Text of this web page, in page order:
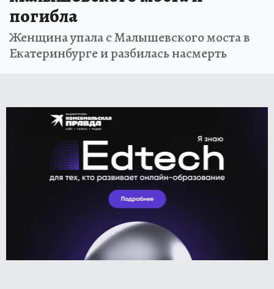
погибла
Женщина упала с Малышевского моста в
Екатеринбурге и разбилась насмерть